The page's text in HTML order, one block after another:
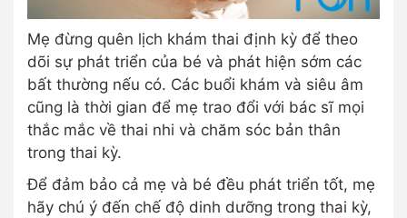
Mẹ đừng quên lịch khám thai định kỳ để theo
dõi sự phát triển của bé và phát hiện sớm các
bất thường nếu có. Các buổi khám và siêu âm
cũng là thời gian để mẹ trao đổi với bác sĩ mọi
thắc mắc về thai nhi và chăm sóc bản thân
trong thai kỳ.
Để đảm bảo cả mẹ và bé đều phát triển tốt, mẹ
hãy chú ý đến chế độ dinh dưỡng trong thai kỳ,